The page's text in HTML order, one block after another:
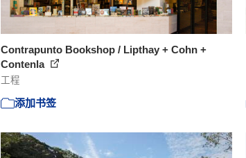
Contrapunto Bookshop / Lipthay + Cohn +
Contenla
工程
添加书签